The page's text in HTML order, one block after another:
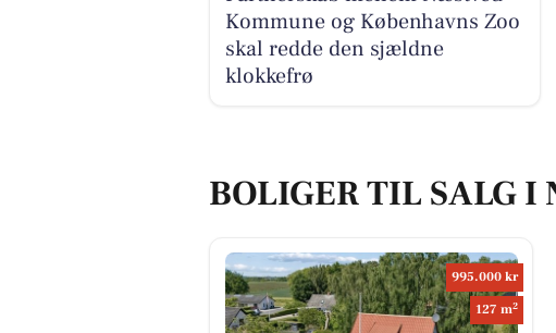
Kommune og Københavns Zoo
skal redde den sjældne
klokkefrø
BOLIGER TIL SALG I
995.000 kr
127 m2